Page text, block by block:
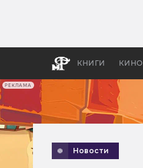
РЕКЛАМА
КНИГИ КИНО
Новости